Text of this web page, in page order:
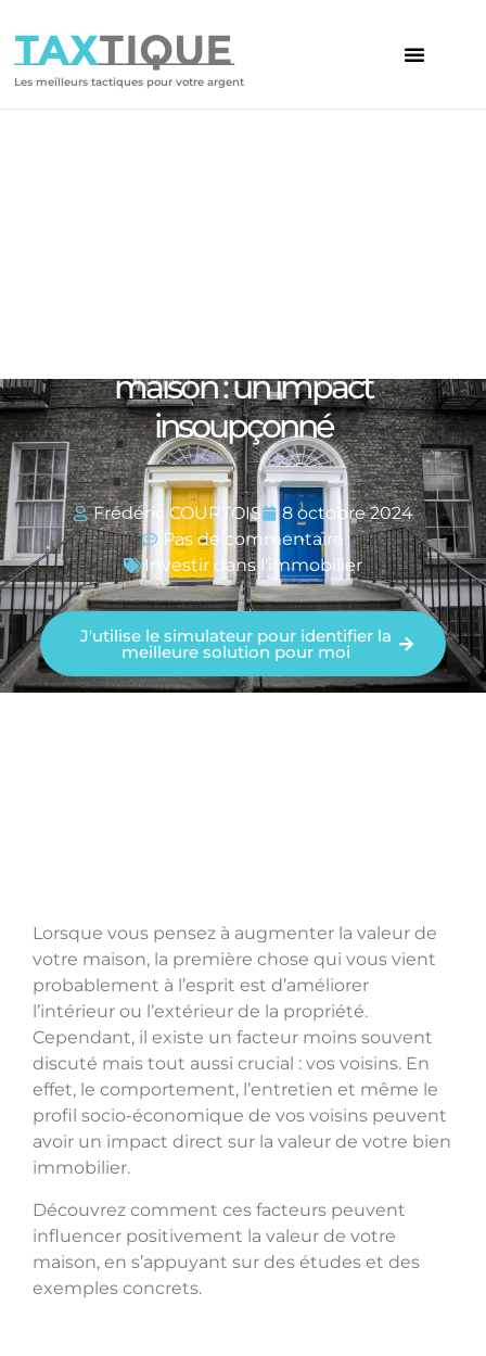
TAXTIQUE
Les meilleurs tactiques pour votre argent
maison : un impact
insoupçonné
Frédéric COURTOIS
8 octobre 2024
Pas de commentaire
Investir dans l'immobilier
J'utilise le simulateur pour identifier la
meilleure solution pour moi
Lorsque vous pensez à augmenter la valeur de
votre maison, la première chose qui vous vient
probablement à l’esprit est d’améliorer
l’intérieur ou l’extérieur de la propriété.
Cependant, il existe un facteur moins souvent
discuté mais tout aussi crucial : vos voisins. En
effet, le comportement, l’entretien et même le
profil socio-économique de vos voisins peuvent
avoir un impact direct sur la valeur de votre bien
immobilier.
Découvrez comment ces facteurs peuvent
influencer positivement la valeur de votre
maison, en s’appuyant sur des études et des
exemples concrets.